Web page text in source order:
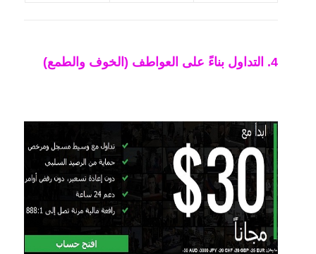
4. التداول بناءً على العواطف (الخوف والطمع)